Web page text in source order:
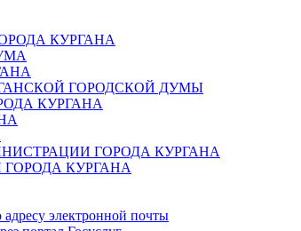
КУРГАНА
ГОРОДСКОЙ ДУМЫ
КУРГАНА
ГОРОДА КУРГАНА
КУРГАНА
электронной почты